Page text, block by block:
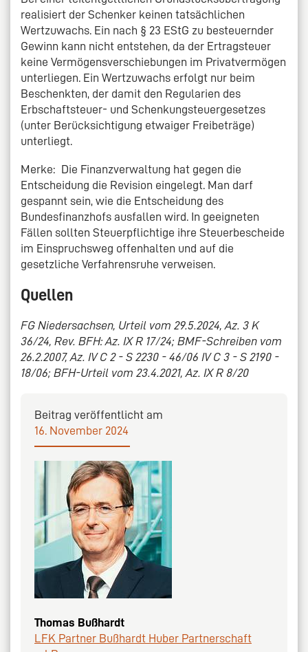
realisiert der Schenker keinen tatsächlichen
Wertzuwachs. Ein nach § 23 EStG zu besteuernder
Gewinn kann nicht entstehen, da der Ertragsteuer
keine Vermögensverschiebungen im Privatvermögen
unterliegen. Ein Wertzuwachs erfolgt nur beim
Beschenkten, der damit den Regularien des
Erbschaftsteuer- und Schenkungsteuergesetzes
(unter Berücksichtigung etwaiger Freibeträge)
unterliegt.
Merke: Die Finanzverwaltung hat gegen die
Entscheidung die Revision eingelegt. Man darf
gespannt sein, wie die Entscheidung des
Bundesfinanzhofs ausfallen wird. In geeigneten
Fällen sollten Steuerpflichtige ihre Steuerbescheide
im Einspruchsweg offenhalten und auf die
gesetzliche Verfahrensruhe verweisen.
Quellen
FG Niedersachsen, Urteil vom 29.5.2024, Az. 3 K
36/24, Rev. BFH: Az. IX R 17/24; BMF-Schreiben vom
26.2.2007, Az. IV C 2 - S 2230 - 46/06 IV C 3 - S 2190 -
18/06; BFH-Urteil vom 23.4.2021, Az. IX R 8/20
Beitrag veröffentlicht am
16. November 2024
Thomas Bußhardt
LFK Partner Bußhardt Huber Partnerschaft